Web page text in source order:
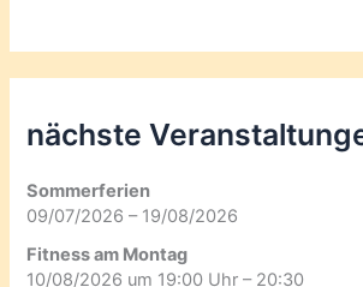
nächste
Sommerferien
09/07/2026 – 19/08/2026
Fitness am Montag
10/08/2026 um 19:00 Uhr – 20:30